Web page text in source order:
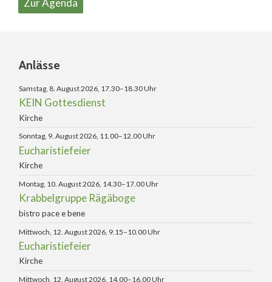
Zur Agenda
Anlässe
Samstag, 8. August 2026, 17.30–18.30 Uhr
KEIN Gottesdienst
Kirche
Sonntag, 9. August 2026, 11.00–12.00 Uhr
Eucharistiefeier
Kirche
Montag, 10. August 2026, 14.30–17.00 Uhr
Krabbelgruppe Rägäboge
bistro pace e bene
Mittwoch, 12. August 2026, 9.15–10.00 Uhr
Eucharistiefeier
Kirche
Mittwoch, 12. August 2026, 14.00–16.00 Uhr